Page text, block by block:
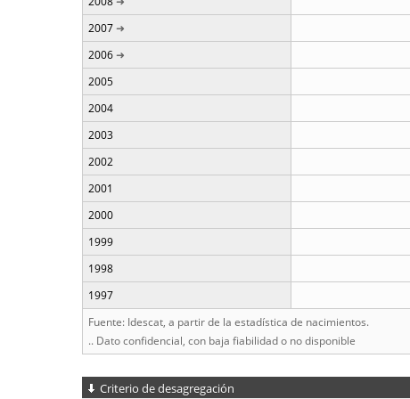
2007
2006
2005
2004
2003
2002
2001
2000
1999
1998
1997
Fuente: Idescat, a partir de la estadística de nacimientos.
.. Dato confidencial, con baja fiabilidad o no disponible
Criterio de desagregación